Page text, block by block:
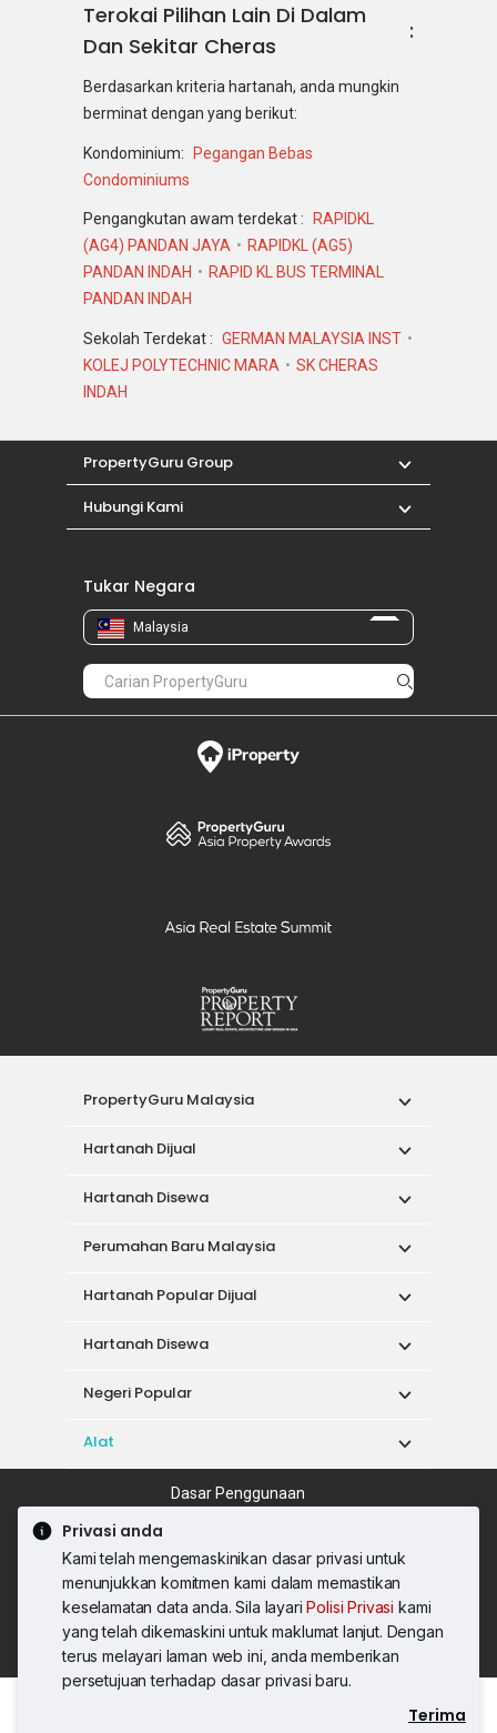
Privasi anda
Kami telah mengemaskinikan dasar privasi untuk
menunjukkan komitmen kami dalam memastikan
keselamatan data anda. Sila layariPolisi Privasi kami
yang telah dikemaskini untuk maklumat lanjut. Dengan
terus melayari laman web ini, anda memberikan
persetujuan terhadap dasar privasi baru.
Terima
Terokai Pilihan Lain Di Dalam
Dan Sekitar Cheras
Berdasarkan kriteria hartanah, anda mungkin
berminat dengan yang berikut:
Kondominium: Pegangan Bebas
Condominiums
Pengangkutan awam terdekat :
RAPIDKL
(AG4) PANDAN JAYA
RAPIDKL (AG5)
PANDAN INDAH
RAPID KL BUS TERMINAL
PANDAN INDAH
Sekolah Terdekat : GERMAN MALAYSIA INST
KOLEJ POLYTECHNIC MARA
SK CHERAS
INDAH
PropertyGuru Group
Hubungi Kami
Tukar Negara
Malaysia
PropertyGuru Malaysia
Hartanah Dijual
Hartanah Disewa
Perumahan Baru Malaysia
Hartanah Popular Dijual
Hartanah Disewa
Negeri Popular
Alat
Dasar Penggunaan
Syarat Perkhidmatan
© 2026 PropertyGuru International (Malaysia)
Sdn. Bhd.
201001036744 (920667-W) Semua hak
terpelihara